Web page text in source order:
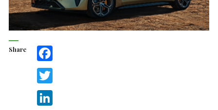
Share Facebook
Twitter
LinkedIn